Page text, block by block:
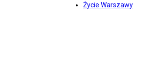
Życie Warszawy